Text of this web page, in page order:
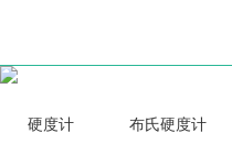
硬度计 布氏硬度计